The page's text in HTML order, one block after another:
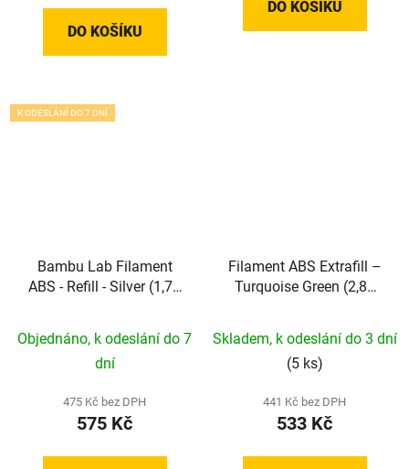
DO KOŠÍKU
DO KOŠÍKU
K ODESLÁNÍ DO 7 DNÍ
Bambu Lab Filament
ABS - Refill - Silver (1,75
Objednáno, k odeslání do 7
dní
475 Kč bez DPH
575 Kč
Filament ABS Extrafill –
Turquoise Green (2,85
Skladem, k odeslání do 3 dní
(5 ks)
441 Kč bez DPH
533 Kč